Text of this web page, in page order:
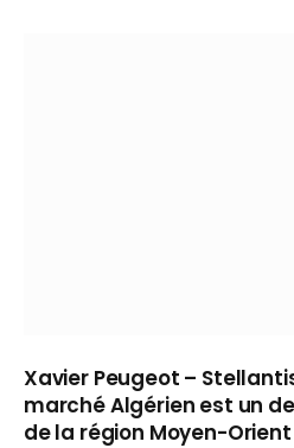
Xavier Peugeot –
marché Algérien est un
de la région Moyen-